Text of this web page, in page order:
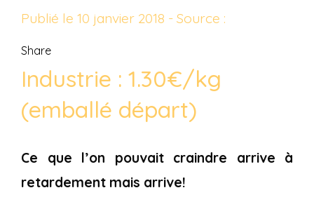
Publié le 10 janvier 2018 - Source :
Share
Industrie : 1.30€/kg
(emballé départ)
Ce que l’on pouvait craindre arrive à
retardement mais arrive!